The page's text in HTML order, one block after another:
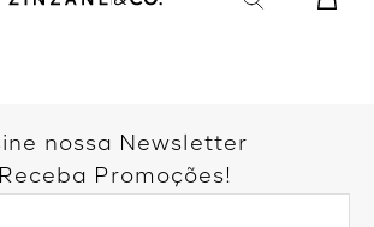
encontrada.
novamente?